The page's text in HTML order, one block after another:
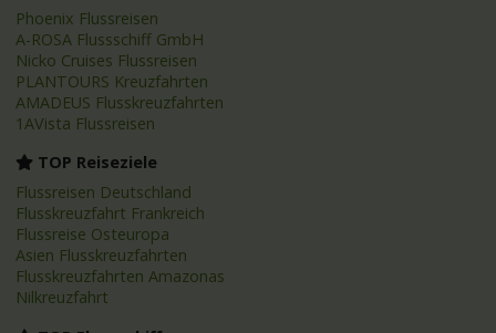
Phoenix Flussreisen
A-ROSA Flussschiff GmbH
Nicko Cruises Flussreisen
PLANTOURS Kreuzfahrten
AMADEUS Flusskreuzfahrten
1AVista Flussreisen
TOP Reiseziele
Flussreisen Deutschland
Flusskreuzfahrt Frankreich
Flussreise Osteuropa
Asien Flusskreuzfahrten
Flusskreuzfahrten Amazonas
Nilkreuzfahrt